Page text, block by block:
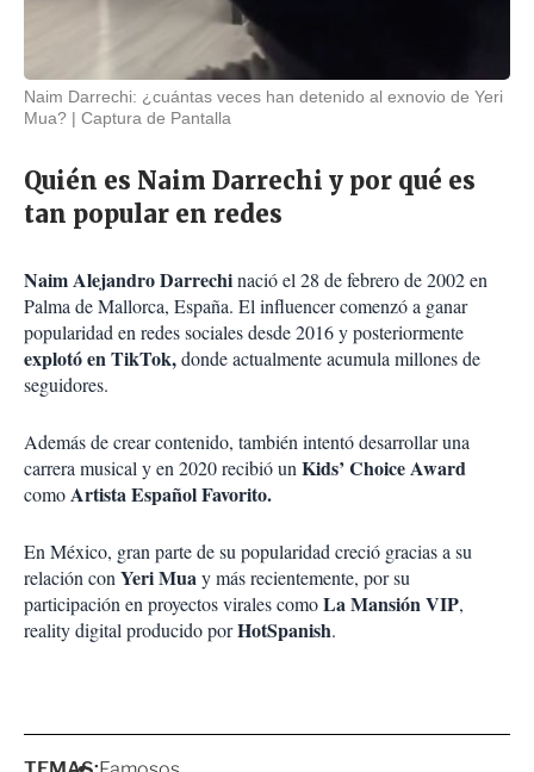
Naim Darrechi: ¿cuántas veces han detenido al exnovio de Yeri
Mua?
Captura de Pantalla
Quién es Naim Darrechi y por qué es
tan popular en redes
Naim Alejandro Darrechinació el 28 de febrero de 2002 en
Palma de Mallorca, España. El influencer comenzó a ganar
popularidad en redes sociales desde 2016 y posteriormente
explotó en TikTok,donde actualmente acumula millones de
seguidores.
Además de crear contenido, también intentó desarrollar una
carrera musical y en 2020 recibió un Kids’ Choice Award
comoArtista Español Favorito.
En México, gran parte de su popularidad creció gracias a su
relación con Yeri Muay más recientemente, por su
participación en proyectos virales comoLa Mansión VIP,
reality digital producido porHotSpanish.